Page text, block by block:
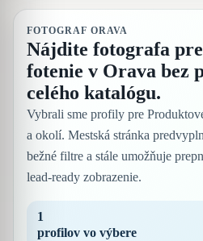
FOTOGRAF ORAVA
Nájdite fotografa
fotenie v Orava bez
celého katalógu.
Vybrali sme profily pre
a okolí. Mestská stránka
bežné filtre a stále umožňuje
lead-ready zobrazenie.
1
profilov vo výbere